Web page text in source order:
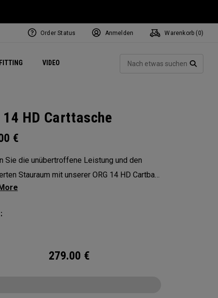
VIDEO Exclusive Mavrik Complete Sets
Exklusiv - Golfbälle
Women's Golf Balls
Exklusiv - Zubehör
Regional Performance Centers
Order Status Anmelden Warenkorb ( 0)
14 HD Carttasche
€
Sie die unübertroffene Leistung und den
Stauraum mit unserer ORG 14 HD Cartbag
für Golfer, die nur das Beste verlangen.
wasserdichten 10K-Gewebes und
damit Sie Ihre beste Runde aller Zeiten
279.00 €